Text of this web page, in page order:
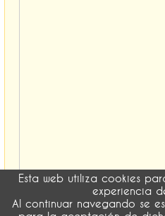
Esta web utiliza cookies
experiencia
Al continuar navegando se